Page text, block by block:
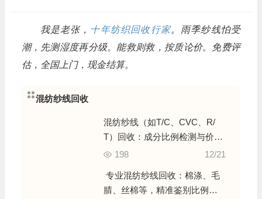
我是老张， 十年纺织回收行家。雨季纱线怕受
潮，先测湿度再分级。能救则救，按质论价。免费评
估，全国上门，现金结算。
混纺纱线回收
混纺纱线（如T/C、CVC、R/
T）回收：成分比例检测与价值
计算
12/21
198
专业混纺纱线回收：棉涤、毛
腈、丝棉等，精准鉴别比例，